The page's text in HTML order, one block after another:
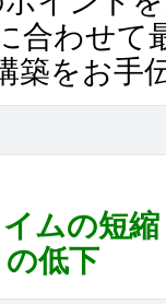
合わせて
築をお手
ムの短縮
低下